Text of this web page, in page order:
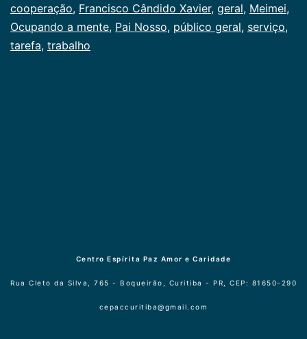
cooperação, Francisco Cândido Xavier, geral, Meimei,
Ocupando a mente, Pai Nosso, público geral, serviço,
tarefa, trabalho
Centro Espírita Paz Amor e Caridade
Rua Cleto da Silva, 765 - Boqueirão, Curitiba - PR, CEP: 81650-290
cepaccuritiba@gmail.com